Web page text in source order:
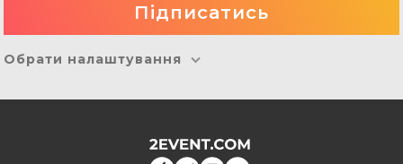
Обрати налаштування